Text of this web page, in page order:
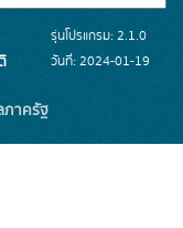
ภาครัฐ
รุ่นโปรแกรม: 2.1.0
วันที่: 2024-01-19